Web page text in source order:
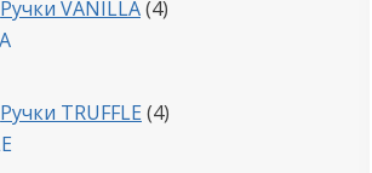
Ручки VANILLA 4товара
Ручки TRUFFLE 4товара